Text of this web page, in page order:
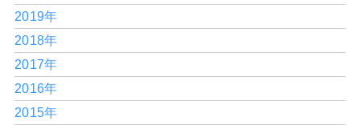
2019年
2018年
2017年
2016年
2015年